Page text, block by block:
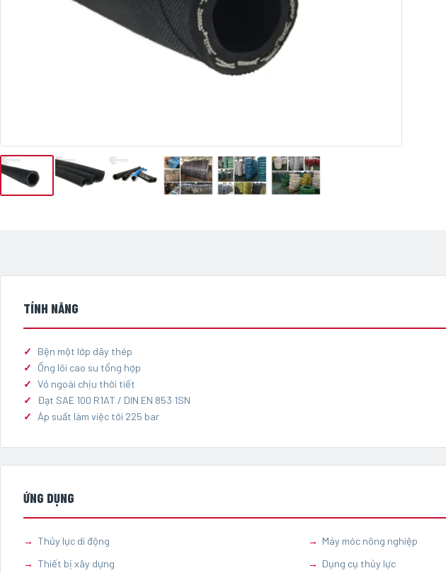
TÍNH NĂNG
Bện một lớp dây thép
Ống lõi cao su tổng hợp
Vỏ ngoài chịu thời tiết
Đạt SAE 100 R1AT / DIN EN 853 1SN
Áp suất làm việc tới 225 bar
ỨNG DỤNG
Thủy lực di động
Máy móc nông nghiệp
Thiết bị xây dựng
Dụng cụ thủy lực